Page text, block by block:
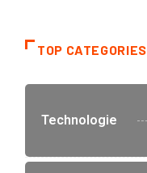
TOP CATEGORIES
Technologie